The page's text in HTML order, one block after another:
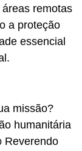
remotas
a proteção
essencial
missão?
humanitária
Reverendo